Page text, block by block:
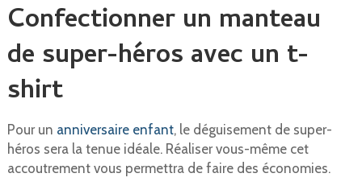
Confectionner un manteau
de super-héros avec un t-
shirt
Pour un anniversaire enfant, le déguisement de super-
héros sera la tenue idéale. Réaliser vous-même cet
accoutrement vous permettra de faire des économies.